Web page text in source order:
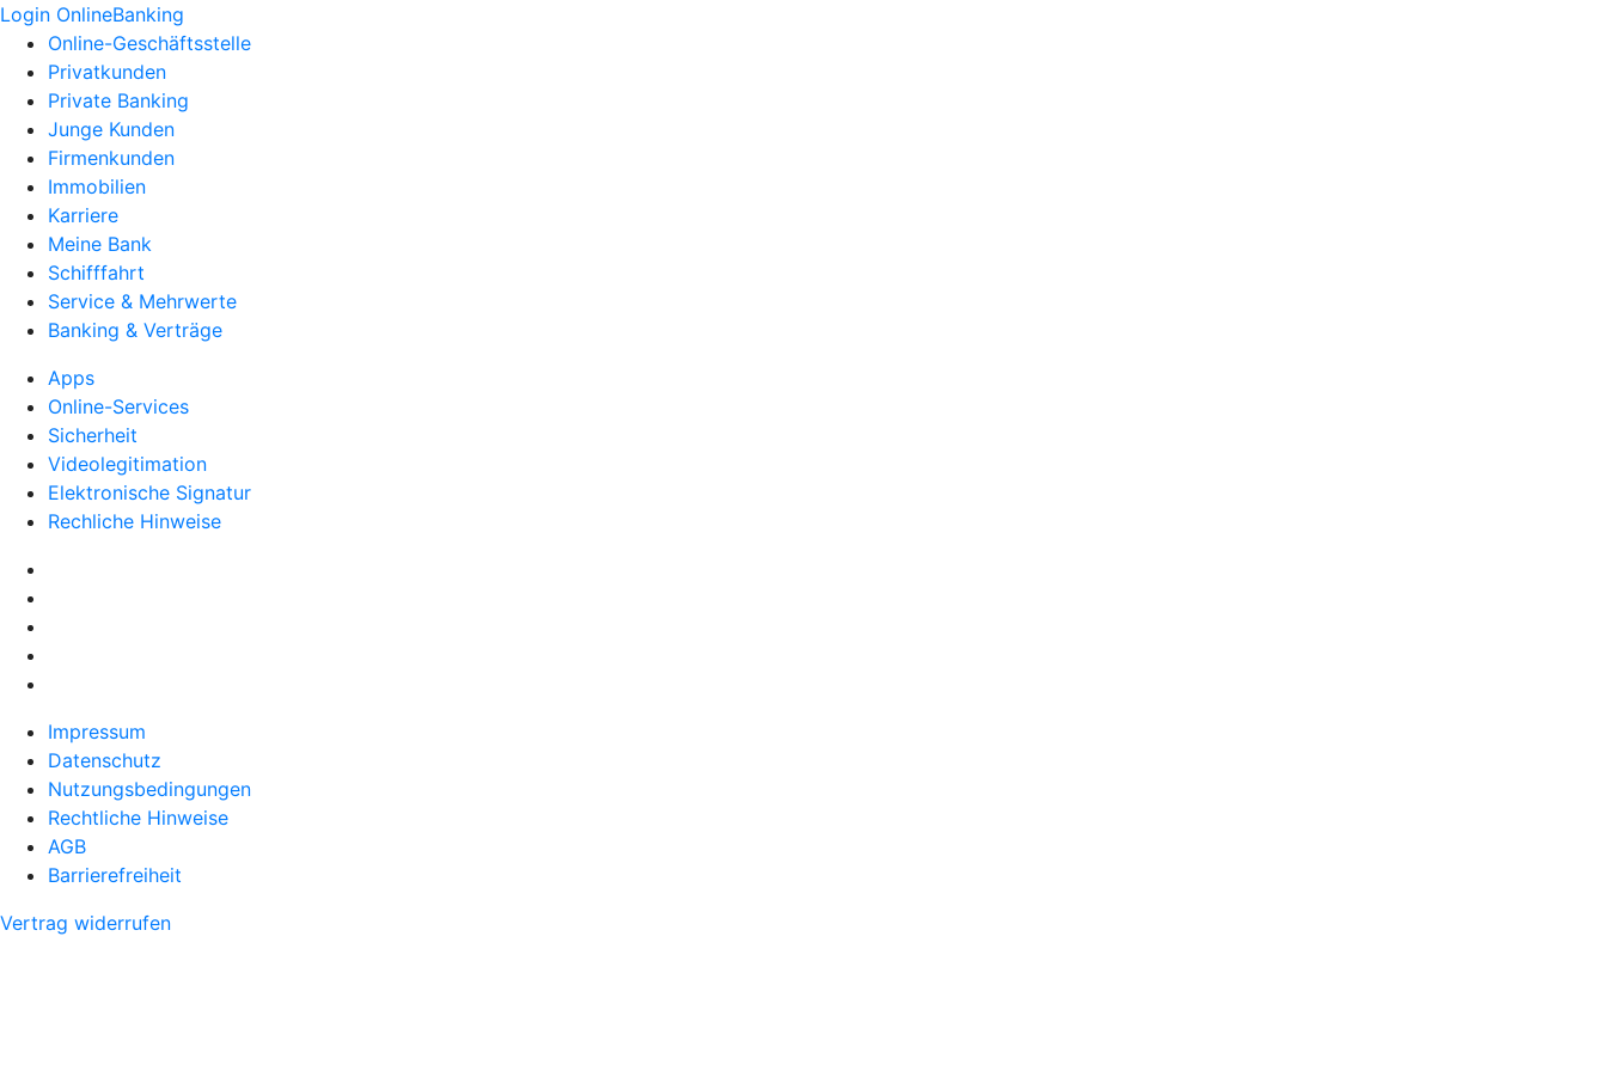
Login OnlineBanking
Online-Geschäftsstelle
Privatkunden
Private Banking
Junge Kunden
Firmenkunden
Immobilien
Karriere
Meine Bank
Schifffahrt
Service & Mehrwerte
Banking & Verträge
Apps
Online-Services
Sicherheit
Videolegitimation
Elektronische Signatur
Rechliche Hinweise
Impressum
Datenschutz
Nutzungsbedingungen
Rechtliche Hinweise
AGB
Barrierefreiheit
Vertrag widerrufen